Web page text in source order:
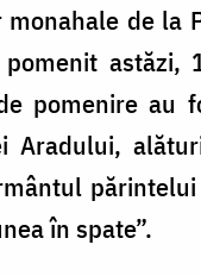
de la
astăzi,
pomenire au
Aradului,
în spate”.